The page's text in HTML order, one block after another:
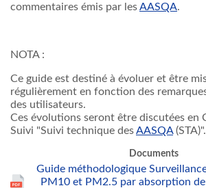
commentaires émis par lesAASQA.
NOTA :
Ce guide est destiné à évoluer et être
régulièrement en fonction des
des utilisateurs.
Ces évolutions seront être discutées en
Suivi "Suivi technique desAASQA(STA)".
Documents
Guide méthodologique
PM10 et PM2.5 par absorption